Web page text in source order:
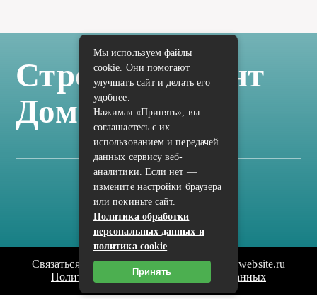
Стройка Ремонт
Дом Отделка
Карта сайта
Политика конфиденциальности
Связаться с редакцией сайта: vilic.ru@mailwebsite.ru
Политика обработки персональных данных
Мы используем файлы
cookie. Они помогают
улучшать сайт и делать его
удобнее.
Нажимая «Принять», вы
соглашаетесь с их
использованием и передачей
данных сервису веб-
аналитики. Если нет —
измените настройки браузера
или покиньте сайт.
Политика обработки
персональных данных и
политика cookie
Принять